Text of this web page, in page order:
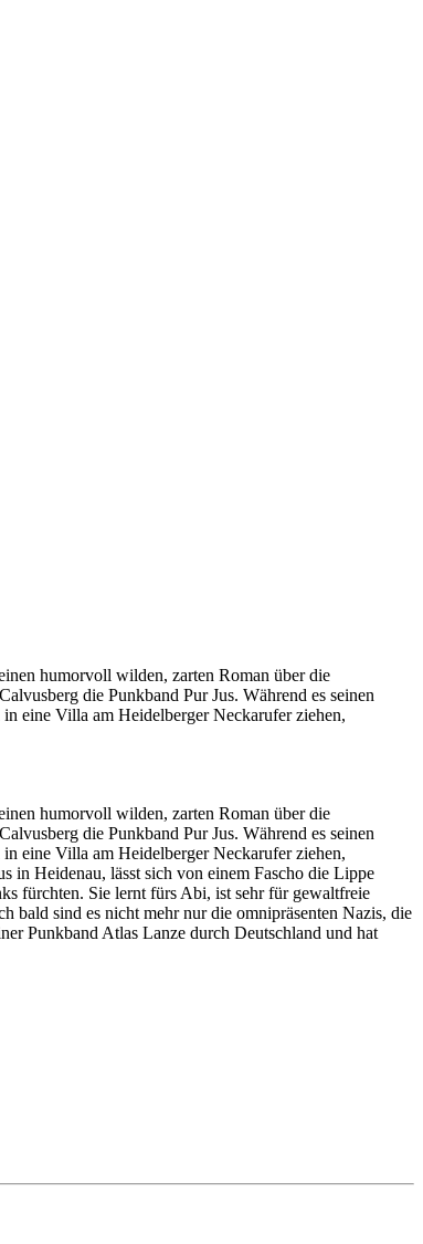
humorvoll wilden, zarten Roman über die
die Punkband Pur Jus. Während es seinen
eine Villa am Heidelberger Neckarufer ziehen,
humorvoll wilden, zarten Roman über die
die Punkband Pur Jus. Während es seinen
eine Villa am Heidelberger Neckarufer ziehen,
in Heidenau, lässt sich von einem Fascho die Lippe
fürchten. Sie lernt fürs Abi, ist sehr für gewaltfreie
bald sind es nicht mehr nur die omnipräsenten Nazis, die
Punkband Atlas Lanze durch Deutschland und hat